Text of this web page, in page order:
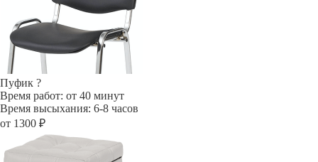
Пуфик ?
Время работ: от 40 минут
Время высыхания: 6-8 часов
от 1300 ₽